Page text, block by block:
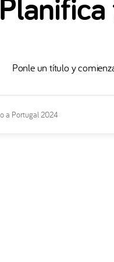
Ponle un título y